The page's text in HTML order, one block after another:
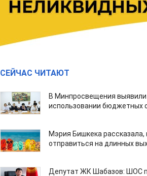
СЕЙЧАС ЧИТАЮТ
В Минпросвещения
использовании бюджетных
Мэрия Бишкека
отправиться на длинных
Депутат ЖК Шабазов: ШОС